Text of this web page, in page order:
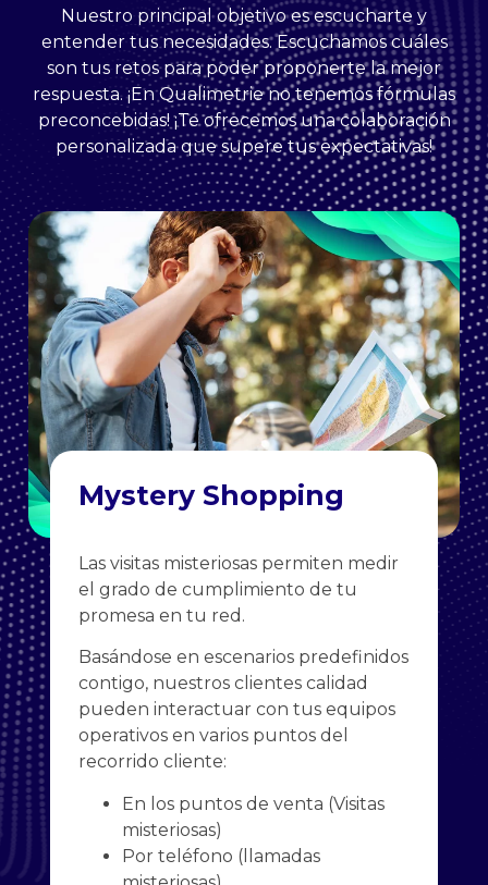
Nuestro principal objetivo es escucharte y
entender tus necesidades. Escuchamos cuáles
son tus retos para poder proponerte la mejor
respuesta. ¡En Qualimetrie no tenemos fórmulas
preconcebidas! ¡Te ofrecemos una colaboración
personalizada que supere tus expectativas!
Mystery Shopping
Las visitas misteriosas permiten medir
el grado de cumplimiento de tu
promesa en tu red.
Basándose en escenarios predefinidos
contigo, nuestros clientes calidad
pueden interactuar con tus equipos
operativos en varios puntos del
recorrido cliente:
En los puntos de venta (Visitas
misteriosas)
Por teléfono (llamadas